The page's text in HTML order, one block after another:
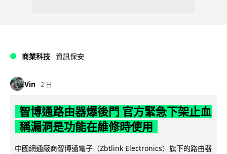
商業科技 資訊保安
Vin 2 日
智博通路由器爆後門 官方緊急下架止血
稱漏洞是功能在維修時使用
中國網通廠商智博通電子（Zbtlink Electronics）旗下的路由器